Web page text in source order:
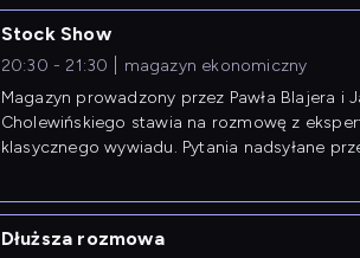
Stock Show
20:30 - 21:30
magazyn ekonomiczny
Magazyn prowadzony przez Pawła Blajera i
Cholewińskiego stawia na rozmowę z
klasycznego wywiadu. Pytania nadsyłane
Dłuższa rozmowa